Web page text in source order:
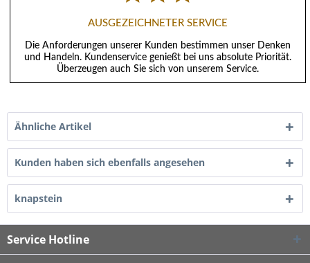
AUSGEZEICHNETER SERVICE
Die Anforderungen unserer Kunden bestimmen unser Denken
und Handeln. Kundenservice genießt bei uns absolute Priorität.
Überzeugen auch Sie sich von unserem Service.
Ähnliche Artikel
Kunden haben sich ebenfalls angesehen
knapstein
Service Hotline